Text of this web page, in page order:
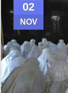
02
NOV